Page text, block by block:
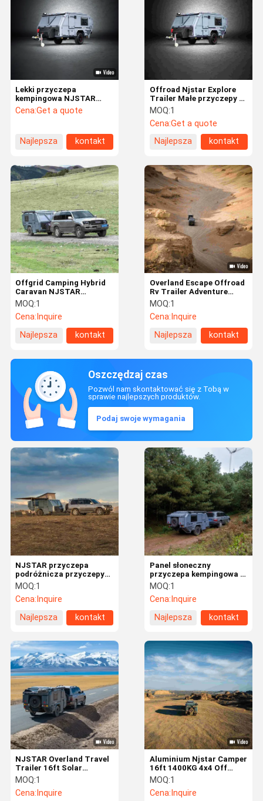
Lekki przyczepa
kempingowa NJSTAR
Explorer do jazdy w
terenie, przeznaczona
rodzinnych przygód
Cena:Get a quote
Najlepsza
kontakt
Offroad Njstar Explore
Trailer Małe przyczepy z
panelami słonecznymi
MOQ:1
Cena:Get a quote
Najlepsza
kontakt
Offgrid Camping Hybrid
Caravan NJSTAR
Overland Camper Hybrid
Offroad Camper
MOQ:1
Cena: Inquire
Najlepsza
kontakt
Overland Escape Offroad
Rv Trailer Adventure
Mały Camper Off Road
MOQ:1
Cena: Inquire
Najlepsza
kontakt
Oszczędzaj czas
Pozwól nam skontaktować się z Tobą w
sprawie najlepszych produktów.
Podaj swoje wymagania
Panel słoneczny
przyczepa kempingowa z
twardą podłogą piękna
przyczepa pop-up
MOQ:1
Cena: Inquire
Najlepsza
kontakt
NJSTAR przyczepa
podróżnicza przyczepy
hybrydowe
MOQ:1
Cena: Inquire
Najlepsza
kontakt
Aluminium Njstar Camper
16ft 1400KG 4x4 Off
Road Camper Przyczepy
MOQ:1
Cena: Inquire
NJSTAR Overland Travel
Trailer 16ft Solar
Powered Off Grid Camper
Zindywidualizowany
MOQ:1
Cena: Inquire